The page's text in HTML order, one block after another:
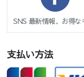
SNS 最新情報、お得な
支払い方法